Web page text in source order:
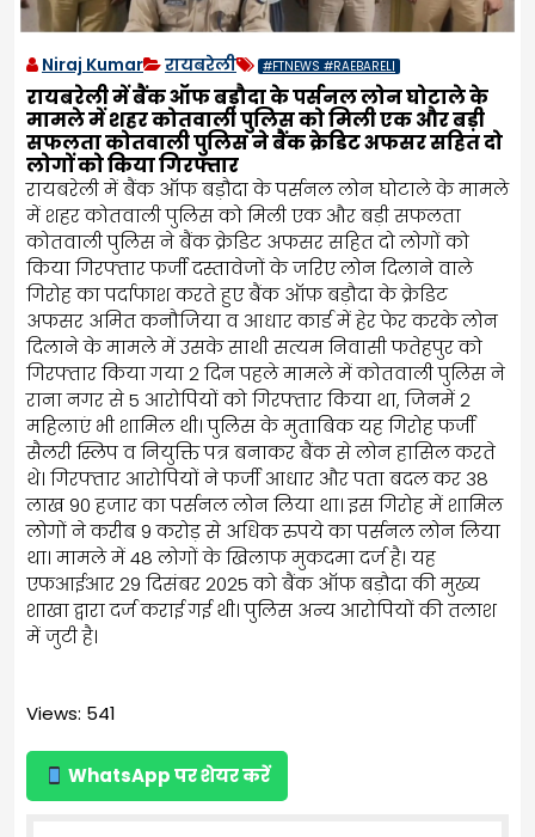
Niraj Kumar रायबरेली #FTNEWS #RAEBARELI
रायबरेली में बैंक ऑफ बड़ौदा के पर्सनल लोन घोटाले के
मामले में शहर कोतवाली पुलिस को मिली एक और बड़ी
सफलता कोतवाली पुलिस ने बैंक क्रेडिट अफसर सहित दो
लोगों को किया गिरफ्तार
रायबरेली में बैंक ऑफ बड़ौदा के पर्सनल लोन घोटाले के मामले
में शहर कोतवाली पुलिस को मिली एक और बड़ी सफलता
कोतवाली पुलिस ने बैंक क्रेडिट अफसर सहित दो लोगों को
किया गिरफ्तार फर्जी दस्तावेजों के जरिए लोन दिलाने वाले
गिरोह का पर्दाफाश करते हुए बैंक ऑफ़ बड़ौदा के क्रेडिट
अफसर अमित कनौजिया व आधार कार्ड में हेर फेर करके लोन
दिलाने के मामले में उसके साथी सत्यम निवासी फतेहपुर को
गिरफ्तार किया गया 2 दिन पहले मामले में कोतवाली पुलिस ने
राना नगर से 5 आरोपियों को गिरफ्तार किया था, जिनमें 2
महिलाएं भी शामिल थी। पुलिस के मुताबिक यह गिरोह फर्जी
सैलरी स्लिप व नियुक्ति पत्र बनाकर बैंक से लोन हासिल करते
थे। गिरफ्तार आरोपियों ने फर्जी आधार और पता बदल कर 38
लाख 90 हजार का पर्सनल लोन लिया था। इस गिरोह में शामिल
लोगों ने करीब 9 करोड़ से अधिक रुपये का पर्सनल लोन लिया
था। मामले में 48 लोगों के खिलाफ मुकदमा दर्ज है। यह
एफआईआर 29 दिसंबर 2025 को बैंक ऑफ बड़ौदा की मुख्य
शाखा द्वारा दर्ज कराई गई थी। पुलिस अन्य आरोपियों की तलाश
में जुटी है।
Views: 541
WhatsApp पर शेयर करें